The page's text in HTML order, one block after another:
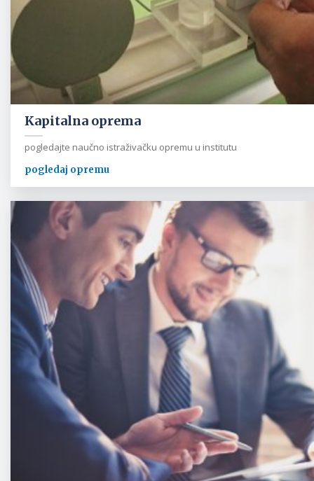
Kapitalna oprema
pogledajte naučno istraživačku opremu u institutu
pogledaj opremu